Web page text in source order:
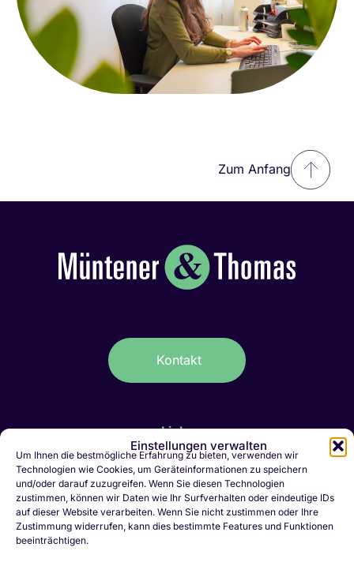
Einstellungen verwalten
Um Ihnen die bestmögliche Erfahrung zu bieten, verwenden wir
Technologien wie Cookies, um Geräteinformationen zu speichern
und/oder darauf zuzugreifen. Wenn Sie diesen Technologien
zustimmen, können wir Daten wie Ihr Surfverhalten oder eindeutige IDs
auf dieser Website verarbeiten. Wenn Sie nicht zustimmen oder Ihre
Zustimmung widerrufen, kann dies bestimmte Features und Funktionen
beeinträchtigen.
Zum Anfang
Kontakt
Links
IT-Stellen Graubünden & FL
Kaufmännische Stellen Ostschweiz
Personalvermittlung Liechtenstein
Personalvermittlung Chur
Jobletter abonnieren